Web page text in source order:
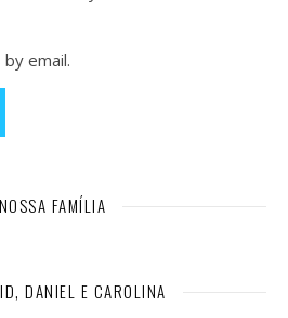
email.
FAMÍLIA
DANIEL E CAROLINA